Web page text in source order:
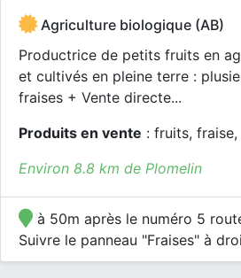
Agriculture biologique (AB)
Productrice de petits fruits en
et cultivés en pleine terre :
fraises + Vente directe...
Produits en vente : fruits, fraise,
Environ 8.8 km de Plomelin
à 50m après le numéro 5
Suivre le panneau "Fraises" à